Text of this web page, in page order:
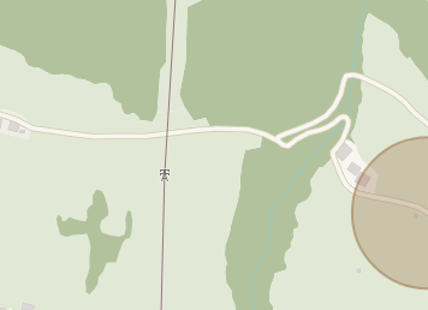
ANBIETER KONTAKTIEREN